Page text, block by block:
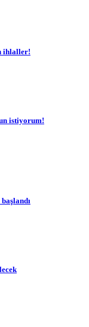
ihlaller!
istiyorum!